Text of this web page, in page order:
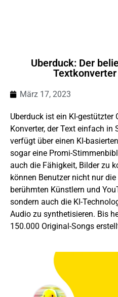
Uberduck: Der
März 17, 2023
Uberduck ist ein KI-gestützter
Konverter, der Text einfach in
verfügt über einen KI-
sogar eine Promi-
auch die Fähigkeit, Bilder zu
können Benutzer nicht nur
berühmten Künstlern und
sondern auch die KI-
Audio zu synthetisieren. Bis
150.000 Original-Songs